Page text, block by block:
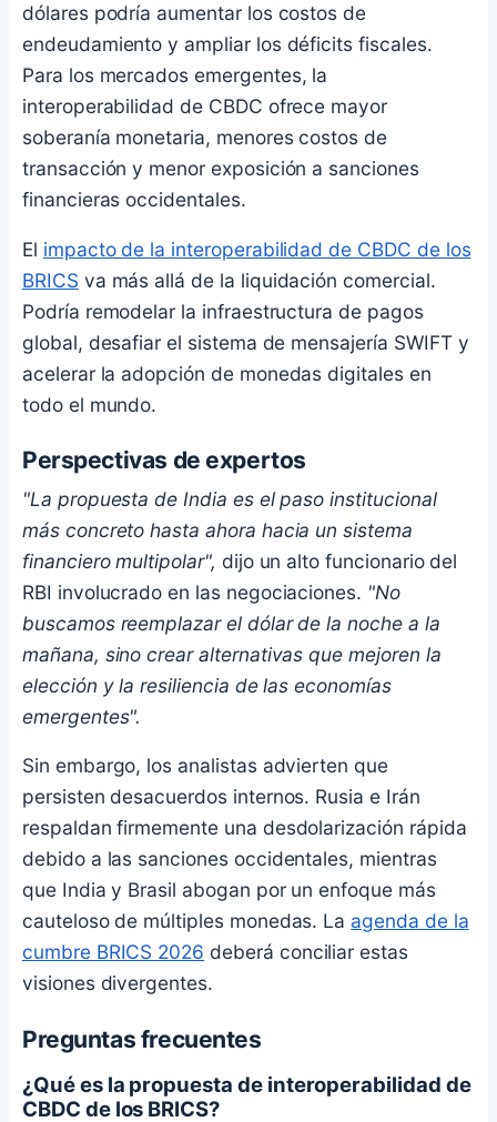
dólares podría aumentar los costos de
endeudamiento y ampliar los déficits fiscales.
Para los mercados emergentes, la
interoperabilidad de CBDC ofrece mayor
soberanía monetaria, menores costos de
transacción y menor exposición a sanciones
financieras occidentales.
El impacto de la interoperabilidad de CBDC de los
BRICS va más allá de la liquidación comercial.
Podría remodelar la infraestructura de pagos
global, desafiar el sistema de mensajería SWIFT y
acelerar la adopción de monedas digitales en
todo el mundo.
Perspectivas de expertos
"La propuesta de India es el paso institucional
más concreto hasta ahora hacia un sistema
financiero multipolar", dijo un alto funcionario del
RBI involucrado en las negociaciones. "No
buscamos reemplazar el dólar de la noche a la
mañana, sino crear alternativas que mejoren la
elección y la resiliencia de las economías
emergentes".
Sin embargo, los analistas advierten que
persisten desacuerdos internos. Rusia e Irán
respaldan firmemente una desdolarización rápida
debido a las sanciones occidentales, mientras
que India y Brasil abogan por un enfoque más
cauteloso de múltiples monedas. La agenda de la
cumbre BRICS 2026 deberá conciliar estas
visiones divergentes.
Preguntas frecuentes
¿Qué es la propuesta de interoperabilidad de
CBDC de los BRICS?